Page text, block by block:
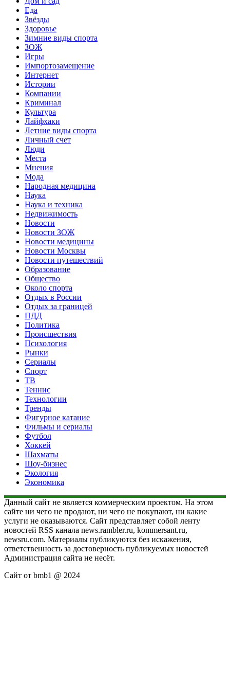
Еда
Звёзды
Здоровье
Зимние виды спорта
ЗОЖ
Игры
Импортозамещение
Интернет
Истории
Компании
Криминал
Культура
Лайфхаки
Летние виды спорта
Личный счет
Люди
Места
Мнения
Мода
Народная медицина
Наука
Наука и техника
Недвижимость
Новости
Новости ЗОЖ
Новости медицины
Новости Москвы
Новости путешествий
Образование
Общество
Около спорта
Отдых в России
Отдых за границей
ПДД
Политика
Происшествия
Психология
Рынки
Сериалы
Спорт
ТВ
Теннис
Технологии
Тренды
Фигурное катание
Фильмы и сериалы
Футбол
Хоккей
Шахматы
Шоу-бизнес
Экология
Экономика
Данный сайт не является коммерческим проектом. На этом
сайте ни чего не продают, ни чего не покупают, ни какие
услуги не оказываются. Сайт представляет собой ленту
новостей RSS канала news.rambler.ru, kommersant.ru,
newsru.com. Материалы публикуются без искажения,
ответственность за достоверность публикуемых новостей
Администрация сайта не несёт.
Сайт от bmb1 @ 2024